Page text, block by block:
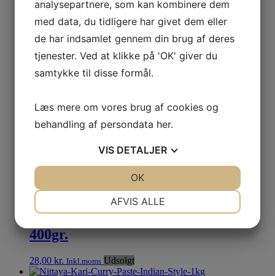
Læg i kurv
Mae Ploy Green Curry Paste 400gr.
28,00kr. Inkl.moms
Nittaya Green Curry Paste 1kg.
Mae Ploy Massaman Curry Paste
400gr.
28,00 kr. Inkl.moms Udsolgt
analysepartnere, som kan kombinere dem
med data, du tidligere har givet dem eller
de har indsamlet gennem din brug af deres
tjenester. Ved at klikke på 'OK' giver du
samtykke til disse formål.
Læs mere om vores brug af cookies og
behandling af persondata her.
VIS DETALJER
MARKETING
AFVIS ALLE
OK